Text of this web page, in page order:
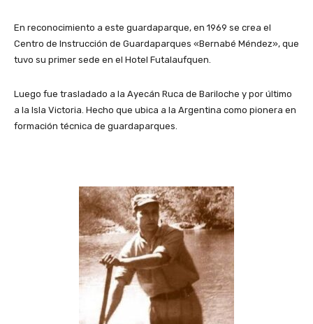
En reconocimiento a este guardaparque, en 1969 se crea el
Centro de Instrucción de Guardaparques «Bernabé Méndez», que
tuvo su primer sede en el Hotel Futalaufquen.
Luego fue trasladado a la Ayecán Ruca de Bariloche y por último
a la Isla Victoria. Hecho que ubica a la Argentina como pionera en
formación técnica de guardaparques.